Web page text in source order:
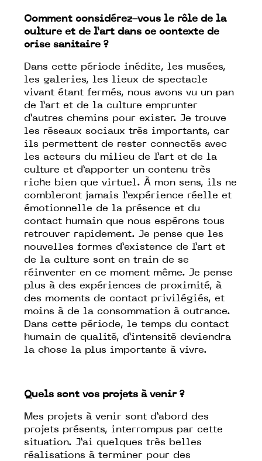
Comment considérez-vous le rôle de la
culture et de l’art dans ce contexte de
crise sanitaire ?
Dans cette période inédite, les musées,
les galeries, les lieux de spectacle
vivant étant fermés, nous avons vu un pan
de l’art et de la culture emprunter
d’autres chemins pour exister. Je trouve
les réseaux sociaux très importants, car
ils permettent de rester connectés avec
les acteurs du milieu de l’art et de la
culture et d’apporter un contenu très
riche bien que virtuel. À mon sens, ils ne
combleront jamais l’expérience réelle et
émotionnelle de la présence et du
contact humain que nous espérons tous
retrouver rapidement. Je pense que les
nouvelles formes d’existence de l’art et
de la culture sont en train de se
réinventer en ce moment même. Je pense
plus à des expériences de proximité, à
des moments de contact privilégiés, et
moins à de la consommation à outrance.
Dans cette période, le temps du contact
humain de qualité, d’intensité deviendra
la chose la plus importante à vivre.
Quels sont vos projets à venir ?
Mes projets à venir sont d’abord des
projets présents, interrompus par cette
situation. J’ai quelques très belles
réalisations à terminer pour des